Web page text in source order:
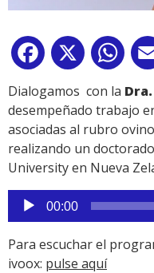
Facebook
X
Dialogamos con la
desempeñado trabajo
asociadas al rubro
realizando un
University en Nueva
Reproductor
de
audio
00:00
Para escuchar el
ivoox: pulse aquí